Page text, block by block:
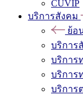
CUVIP
บริการสังคม
ย้อ
บริการ
บริการ
บริการ
บริการ